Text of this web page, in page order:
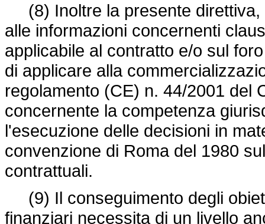
(8) Inoltre la presente direttiva,
alle informazioni concernenti
applicabile al contratto e/o sul
di applicare alla
regolamento (CE) n. 44/2001 del
concernente la competenza
l'esecuzione delle decisioni in
convenzione di Roma del 1980
contrattuali.
(9) Il conseguimento degli
finanziari necessita di un livello